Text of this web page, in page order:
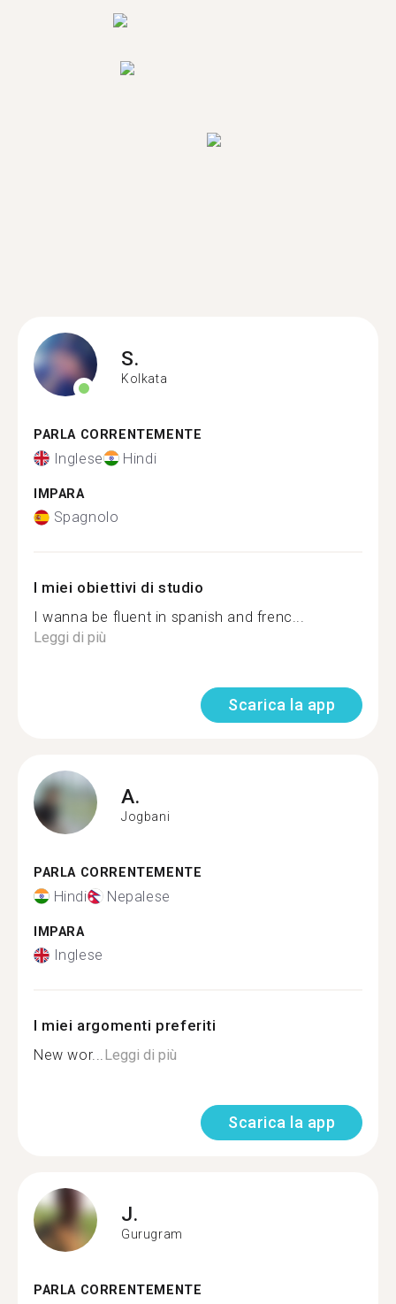
S.
Kolkata
PARLA CORRENTEMENTE
Inglese Hindi
IMPARA
Spagnolo
I miei obiettivi di studio
I wanna be fluent in spanish and frenc...
Leggi di più
Scarica la app
A.
Jogbani
PARLA CORRENTEMENTE
Hindi Nepalese
IMPARA
Inglese
I miei argomenti preferiti
New wor...Leggi di più
Scarica la app
J.
Gurugram
PARLA CORRENTEMENTE